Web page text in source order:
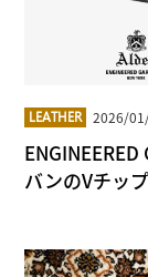
LEATHER 2026/
バンのVチッ